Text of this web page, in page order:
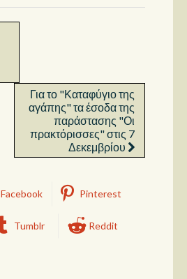
Για το "Καταφύγιο της
αγάπης" τα έσοδα της
παράστασης "Οι
πρακτόρισσες" στις 7
Δεκεμβρίου
Facebook Pinterest
Tumblr Reddit